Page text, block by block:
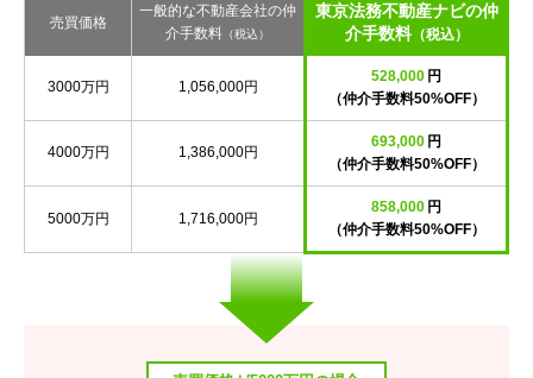
売買価格
一般的な不動産会社の仲
介手数料 （税込）
東京法務不動産ナビの仲
介手数料（税込）
3000万円 1,056,000円
528,000 円
（仲介手数料50%OFF）
4000万円 1,386,000円
693,000 円
（仲介手数料50%OFF）
5000万円 1,716,000円
858,000 円
（仲介手数料50%OFF）